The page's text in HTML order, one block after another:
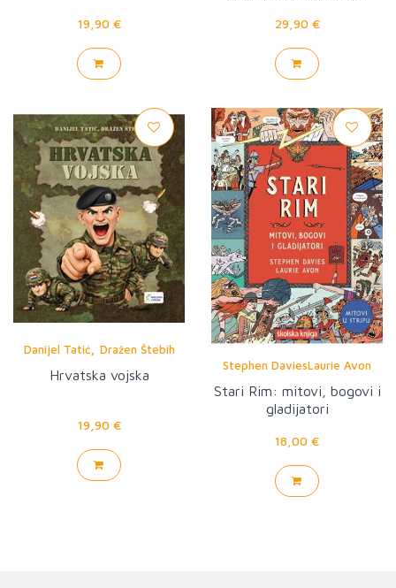
19,90 € 29,90 €
Danijel Tatić, Dražen Štebih
Hrvatska vojska
19,90 €
Stephen DaviesLaurie Avon
Stari Rim: mitovi, bogovi i
gladijatori
18,00 €